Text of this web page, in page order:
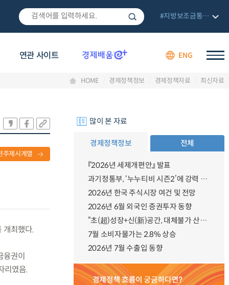
연관 사이트 ENG
#지방보조금통합관리망
HOME 경제정책정보 경제정책자료 최신자료
주제시계열
개최했다.
권이
리였음.
많이 본 자료
경제정책정보 전체
『2026년 세제개편안』 발표
과기정통부, ‘누누티비 시즌2’에 강력 대응 의지 밝혀
2026년 한국 주식시장 여건 및 전망
2026년 6월 외국인 증권투자 동향
“초(超)성장+신(新)공간, 대체불가 산업강국”
7월 소비자물가는 2.8% 상승
2026년 7월 수출입 동향